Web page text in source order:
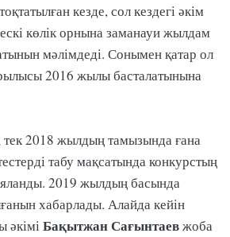
кезде, сол кездегі әкім
ескі көлік орнына заманауи жылдам
мәлімдеді. Сонымен қатар ол
2016 жылы басталатынына
тек 2018 жылдың тамызында ғана
табу мақсатында конкурстың
2019 жылдың басында
хабарлады. Алайда кейін
әкіміБақытжан Сағынтаевжоба